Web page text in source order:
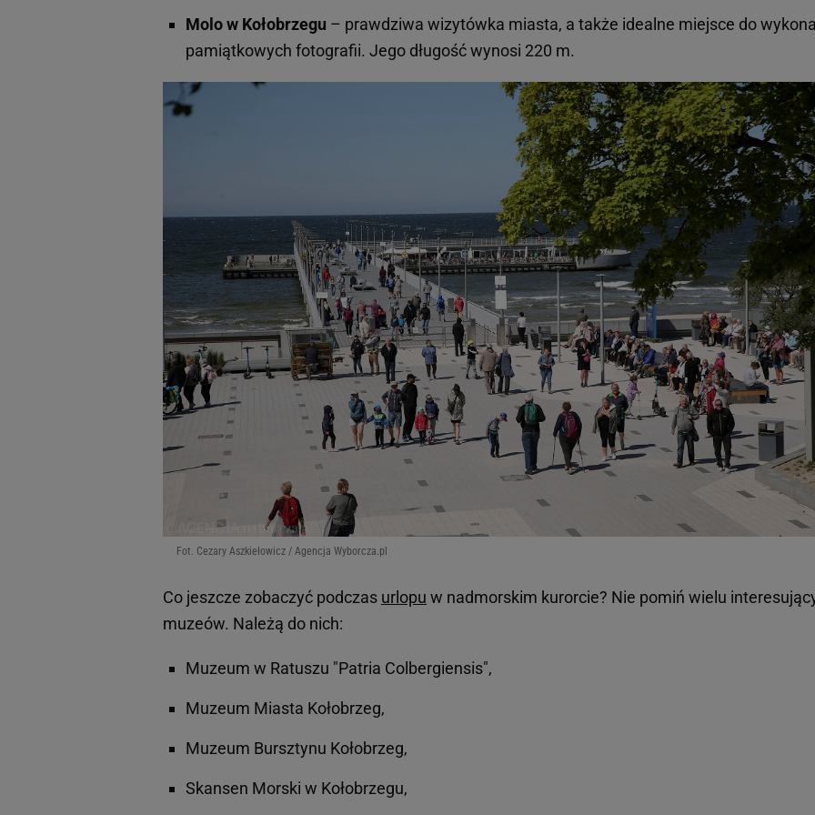
Molo w Kołobrzegu – prawdziwa wizytówka miasta, a także idealne miejsce do
pamiątkowych fotografii. Jego długość wynosi 220 m.
Fot. Cezary Aszkiełowicz / Agencja Wyborcza.pl
Co jeszcze zobaczyć podczas urlopu w nadmorskim kurorcie? Nie pomiń wielu
muzeów. Należą do nich:
Muzeum w Ratuszu "Patria Colbergiensis",
Muzeum Miasta Kołobrzeg,
Muzeum Bursztynu Kołobrzeg,
Skansen Morski w Kołobrzegu,